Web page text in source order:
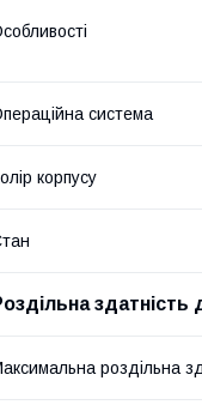
система
корпусу
здатність
роздільна